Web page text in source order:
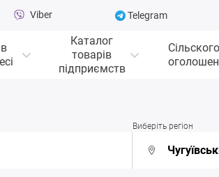
Viber Telegram
Каталог
товарів
підприємств
Виберіть регіон